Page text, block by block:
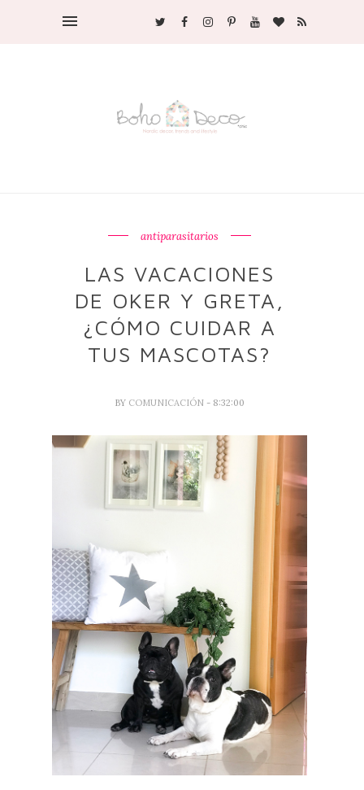
antiparasitarios
LAS VACACIONES
DE OKER Y GRETA,
¿CÓMO CUIDAR A
TUS MASCOTAS?
BY COMUNICACIÓN - 8:32:00